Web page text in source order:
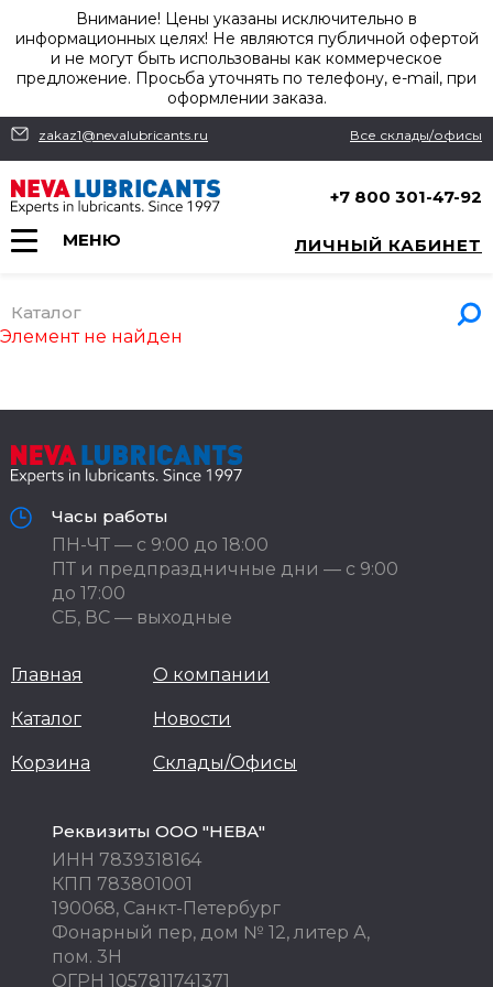
Внимание! Цены указаны исключительно в
информационных целях! Не являются публичной офертой
и не могут быть использованы как коммерческое
предложение. Просьба уточнять по телефону, e-mail, при
оформлении заказа.
zakaz1@nevalubricants.ru Все склады/офисы
+7 800 301-47-92
МЕНЮ ЛИЧНЫЙ КАБИНЕТ
Каталог
Элемент не найден
Часы работы
ПН-ЧТ — с 9:00 до 18:00
ПТ и предпраздничные дни — с 9:00
до 17:00
СБ, ВС — выходные
Главная
Каталог
Корзина
О компании
Новости
Склады/Офисы
Реквизиты ООО "НЕВА"
ИНН 7839318164
КПП 783801001
190068, Санкт-Петербург
Фонарный пер, дом № 12, литер А,
пом. 3Н
ОГРН 1057811741371